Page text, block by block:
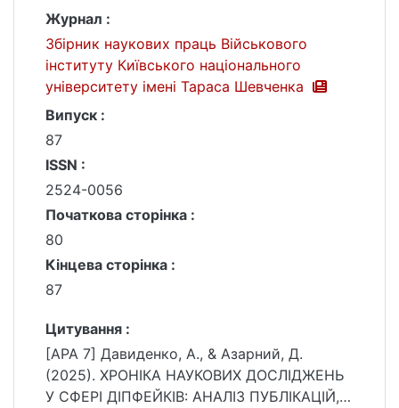
Журнал :
Збірник наукових праць Військового
інституту Київського національного
університету імені Тараса Шевченка
Випуск :
87
ISSN :
2524-0056
Початкова сторінка :
80
Кінцева сторінка :
87
Цитування :
[APA 7] Давиденко, А., & Азарний, Д.
(2025). ХРОНІКА НАУКОВИХ ДОСЛІДЖЕНЬ
У СФЕРІ ДІПФЕЙКІВ: АНАЛІЗ ПУБЛІКАЦІЙ,